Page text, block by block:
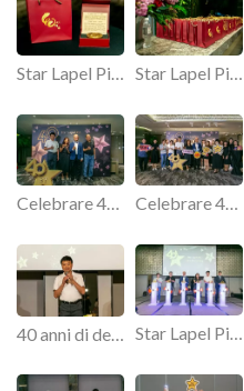
Star Lapel Pin celebra 40 anni di eccellenza e innovazione. Star Lapel Pin segna il 40° anniversario con un evento memorabile.
Celebrare 40 anni di eccellenza Celebrare 40 anni di successo con Star Lapel Pin.
Star Lapel Pin onora 40 anni di successi.